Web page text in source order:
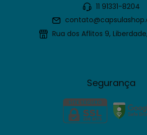
11 91331-8204
Rua dos Aflitos 9,
Segurança